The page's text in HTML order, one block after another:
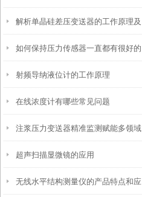
解析单晶硅差压变送器的工作原理及
性能特点
如何保持压力传感器一直都有很好的
稳定性
射频导纳液位计的工作原理
在线浓度计有哪些常见问题
注浆压力变送器精准监测赋能多领域
工程安全的隐形卫士
超声扫描显微镜的应用
无线水平结构测量仪的产品特点和应